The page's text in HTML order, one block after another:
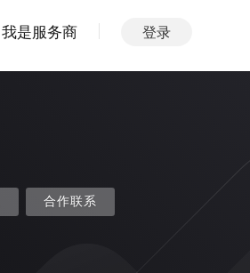
我是服务商 登录
合作联系